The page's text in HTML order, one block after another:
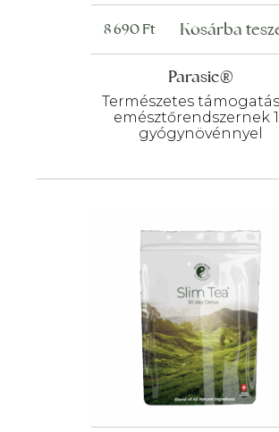
Parasic®
Természetes
emésztőrendszernek
gyógynövénnyel
8 690Ft Kosárba